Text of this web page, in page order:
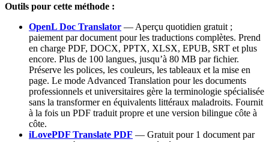
Outils pour cette méthode :
OpenL Doc Translator — Aperçu quotidien gratuit ;
paiement par document pour les traductions complètes. Prend
en charge PDF, DOCX, PPTX, XLSX, EPUB, SRT et plus
encore. Plus de 100 langues, jusqu’à 80 MB par fichier.
Préserve les polices, les couleurs, les tableaux et la mise en
page. Le mode Advanced Translation pour les documents
professionnels et universitaires gère la terminologie spécialisée
sans la transformer en équivalents littéraux maladroits. Fournit
à la fois un PDF traduit propre et une version bilingue côte à
côte.
iLovePDF Translate PDF — Gratuit pour 1 document par